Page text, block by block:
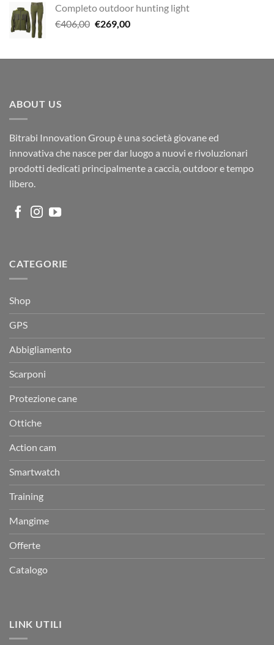
Completo outdoor hunting light
€406,00 Il
era:
€269,00Il
è:
ABOUT US
Bitrabi Innovation Group è una società giovane ed
innovativa che nasce per dar luogo a nuovi e rivoluzionari
prodotti dedicati principalmente a caccia, outdoor e tempo
libero.
CATEGORIE
Shop
GPS
Abbigliamento
Scarponi
Protezione cane
Ottiche
Action cam
Smartwatch
Training
Mangime
Offerte
Catalogo
LINK UTILI